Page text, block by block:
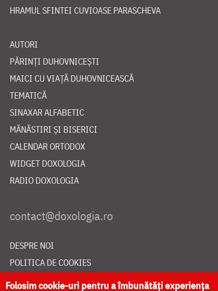
HRAMUL SFINTEI CUVIOASE PARASCHEVA
AUTORI
PĂRINȚI DUHOVNICEȘTI
MAICI CU VIAȚĂ DUHOVNICEASCĂ
TEMATICĂ
SINAXAR ALFABETIC
MĂNĂSTIRI ȘI BISERICI
CALENDAR ORTODOX
WIDGET DOXOLOGIA
RADIO DOXOLOGIA
DESPRE NOI
POLITICA DE COOKIES
DONEAZĂ ONLINE PENTRU CATEDRALA NAȚIONALĂ
Folosim cookie-uri pentru a îmbunătăți experiența